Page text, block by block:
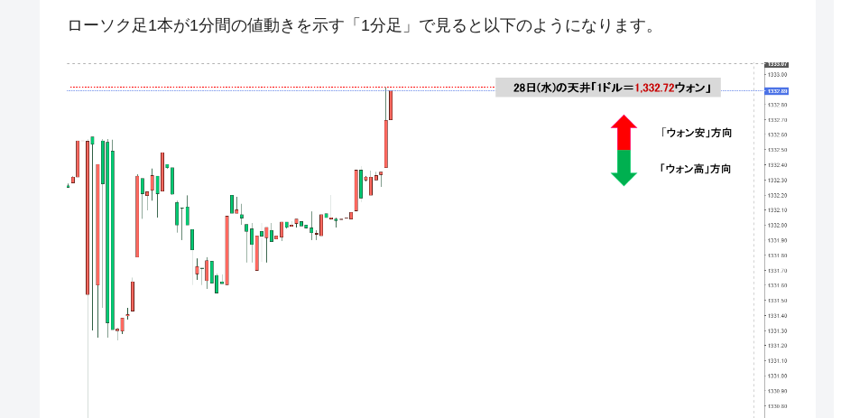
韓国政府「ニセＫ-ブランドを通報しようキャンペーン」⇒ あの名物教授も登場！
『Money1』
『Money1』
米国下院「韓国の公務員個人をターゲットにぶん殴る法案」提出！⇒ クーパン問題は合衆国企業に対
する差別。許してはおかぬ
韓国ボンクラ政策室長･金容範、株価暴落に他人事のような発言。
韓国半導体『SKハイニックス』2026年2Qの業績「史上最高益」当期純利益は前年同期比13.4倍に。
『Money1』 韓国･加徳島新国際空港「またも暗礁」の危機 ⇒ 10.7兆では損が出るからできない。
Fact1
ローソク足1本が1分間の値動きを示す「1分足」で見ると以下のようになります。